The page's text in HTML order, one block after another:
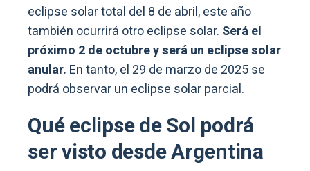
eclipse solar total del 8 de abril, este año
también ocurrirá otro eclipse solar. Será el
próximo 2 de octubre y será un eclipse solar
anular. En tanto, el 29 de marzo de 2025 se
podrá observar un eclipse solar parcial.
Qué eclipse de Sol podrá
ser visto desde Argentina